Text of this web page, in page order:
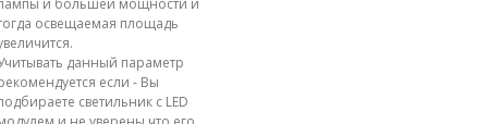
и большей мощности и
освещаемая площадь
данный параметр
если - Вы
светильник с LED